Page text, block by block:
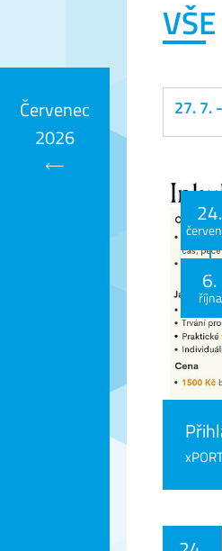
27. 7.
24.
6.
října
Červenec
2026